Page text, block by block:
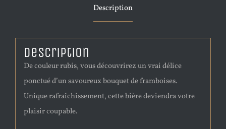
Description
Description
De couleur rubis, vous découvrirez un vrai délice
ponctué d’un savoureux bouquet de framboises.
Unique rafraîchissement, cette bière deviendra votre
plaisir coupable.